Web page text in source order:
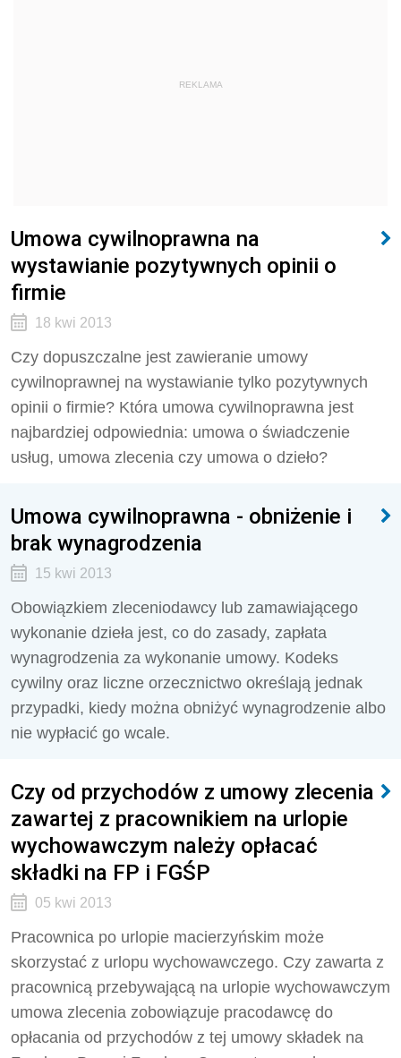
REKLAMA
Umowa cywilnoprawna na
wystawianie pozytywnych opinii o
firmie
18 kwi 2013
Czy dopuszczalne jest zawieranie umowy
cywilnoprawnej na wystawianie tylko pozytywnych
opinii o firmie? Która umowa cywilnoprawna jest
najbardziej odpowiednia: umowa o świadczenie
usług, umowa zlecenia czy umowa o dzieło?
Umowa cywilnoprawna - obniżenie i
brak wynagrodzenia
15 kwi 2013
Obowiązkiem zleceniodawcy lub zamawiającego
wykonanie dzieła jest, co do zasady, zapłata
wynagrodzenia za wykonanie umowy. Kodeks
cywilny oraz liczne orzecznictwo określają jednak
przypadki, kiedy można obniżyć wynagrodzenie albo
nie wypłacić go wcale.
Czy od przychodów z umowy zlecenia
zawartej z pracownikiem na urlopie
wychowawczym należy opłacać
składki na FP i FGŚP
05 kwi 2013
Pracownica po urlopie macierzyńskim może
skorzystać z urlopu wychowawczego. Czy zawarta z
pracownicą przebywającą na urlopie wychowawczym
umowa zlecenia zobowiązuje pracodawcę do
opłacania od przychodów z tej umowy składek na